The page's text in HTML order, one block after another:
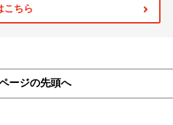
スタッフ紹介
こちら
ージの先頭へ